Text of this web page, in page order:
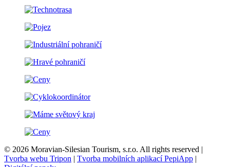
© 2026 Moravian-Silesian Tourism, s.r.o. All rights reserved |
Tvorba webu Tripon | Tvorba mobilních aplikací PepiApp |